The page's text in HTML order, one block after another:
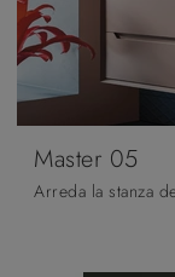
Master 05